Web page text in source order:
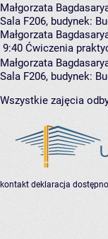
Małgorzata
Sala F206, budynek:
Małgorzata
9:40 Ćwiczenia
Małgorzata
Sala F206, budynek:
Wszystkie zajęcia
kontakt deklaracja